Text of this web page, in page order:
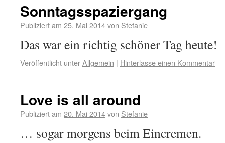
Sonntagsspaziergang
Publiziert am 25. Mai 2014von Stefanie
Das war ein richtig schöner Tag heute!
Veröffentlicht unterAllgemein | Hinterlasse einen Kommentar
Love is all around
Publiziert am 20. Mai 2014von Stefanie
… sogar morgens beim Eincremen.